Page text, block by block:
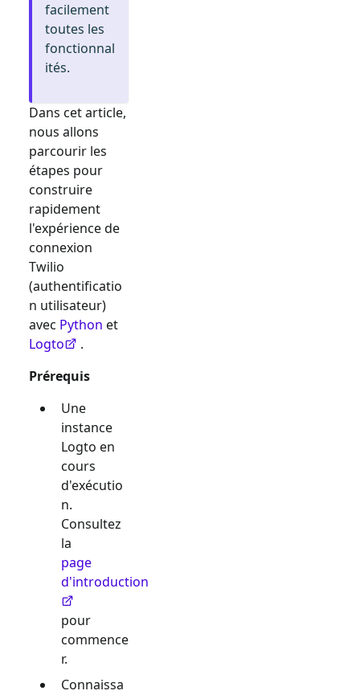
facilement
toutes les
fonctionnal
ités.
Dans cet article,
nous allons
parcourir les
étapes pour
construire
rapidement
l'expérience de
connexion
Twilio
(authentificatio
n utilisateur)
avec Python et
Logto
.
Prérequis
Une
instance
Logto en
cours
d'exécutio
n.
Consultez
la
page
d'introduction
pour
commence
r.
Connaissa